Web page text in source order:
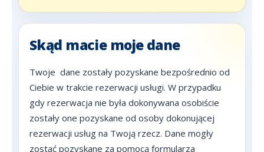
Skąd macie moje dane
Twoje dane zostały pozyskane bezpośrednio od
Ciebie w trakcie rezerwacji usługi. W przypadku
gdy rezerwacja nie była dokonywana osobiście
zostały one pozyskane od osoby dokonującej
rezerwacji usług na Twoją rzecz. Dane mogły
zostać pozyskane za pomocą formularza